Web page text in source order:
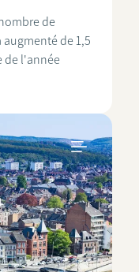
de
de 1,5
de l'année